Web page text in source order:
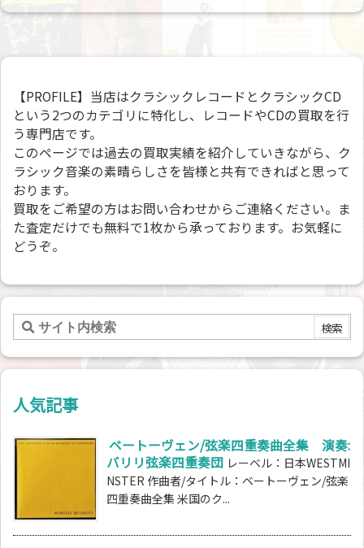
【PROFILE】当店はクラシックレコードとクラシックCD
という2つのカテゴリに特化し、レコードやCDの買取を行
う専門店です。
このページでは過去の買取実績を紹介していきながら、ク
ラシック音楽の素晴らしさを皆様と共有できればと思って
おります。
買取をご希望の方はお問い合わせからご連絡ください。ま
た査定だけでも無料で1枚から承っております。お気軽に
どうぞ。
人気記事
ベートーヴェン/弦楽四重奏曲全集 演奏:
バリリ弦楽四重奏団 レーベル：日本WESTMI
NSTER 作曲者/タイトル：ベートーヴェン/弦楽
四重奏曲全集 米国のク...